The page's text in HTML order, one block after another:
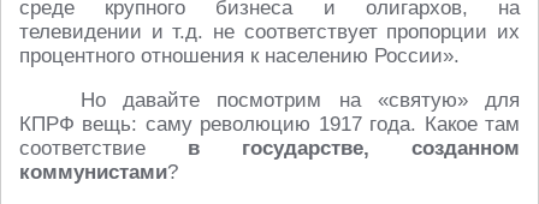
среде крупного бизнеса и олигархов, на
телевидении и т.д. не соответствует пропорции их
процентного отношения к населению России».
Но давайте посмотрим на «святую» для
КПРФ вещь: саму революцию 1917 года. Какое там
соответствие в государстве, созданном
коммунистами?